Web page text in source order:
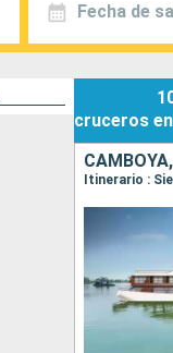
Fecha de
cruceros
Itinerario :